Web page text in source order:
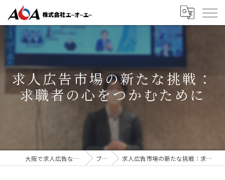
求人広告市場の新たな挑戦：
求職者の心をつかむために
大阪で求人広告なら株式会社AOA ブログ 求人広告市場の新たな挑戦：求職者の心をつかむために